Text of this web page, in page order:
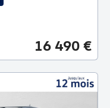
16 490 €